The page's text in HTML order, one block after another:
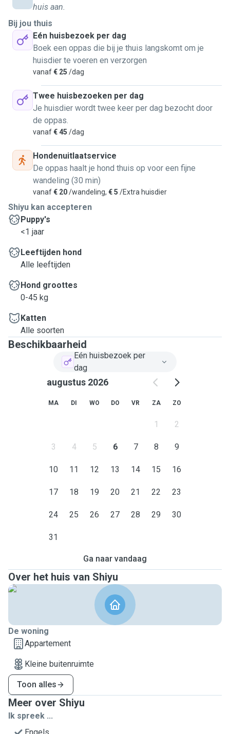
huis aan.
Bij jou thuis
Eén huisbezoek per dag
Boek een oppas die bij je thuis langskomt om je
huisdier te voeren en verzorgen
vanaf€ 25 /dag
Twee huisbezoeken per dag
Je huisdier wordt twee keer per dag bezocht door
de oppas.
vanaf€ 45 /dag
Hondenuitlaatservice
De oppas haalt je hond thuis op voor een fijne
wandeling (30 min)
vanaf€ 20/wandeling, € 5 /Extra huisdier
Shiyu kan accepteren
Puppy's
<1 jaar
Leeftijden hond
Alle leeftijden
Hond groottes
0-45 kg
Katten
Alle soorten
Beschikbaarheid
Eén huisbezoek per
dag
augustus 2026
MA DI WO DO VR ZA ZO
1 2
3 4 5 6 7 8 9
10 11 12 13 14 15 16
17 18 19 20 21 22 23
24 25 26 27 28 29 30
31
Ga naar vandaag
Over het huis van Shiyu
De woning
Appartement
Kleine buitenruimte
Toon alles
Meer over Shiyu
Ik spreek ...